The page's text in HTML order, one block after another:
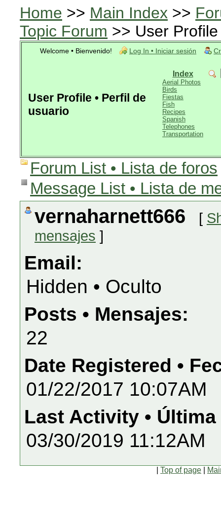
Home >> Main Index >>
Topic Forum >> User
Welcome • Bienvenido! Log In • Iniciar sesión
User Profile • Perfil de
usuario
Index
Aerial Photos
Birds
Fiestas
Fish
Recipes
Spanish
Telephones
Transportation
Forum List • Lista de foros
Message List • Lista de
vernaharnett666 [
mensajes ]
Email:
Hidden • Oculto
Posts • Mensajes:
22
Date Registered •
01/22/2017 10:07AM
Last Activity •
03/30/2019 11:12AM
Top of page